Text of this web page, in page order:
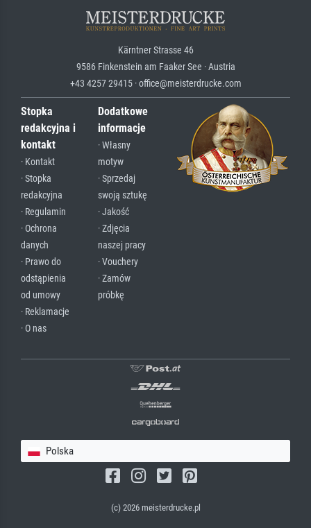
Kärntner Strasse 46
9586 Finkenstein am Faaker See · Austria
+43 4257 29415 · office@meisterdrucke.com
Stopka
redakcyjna i
kontakt
· Kontakt
· Stopka
redakcyjna
· Regulamin
· Ochrona
danych
· Prawo do
odstąpienia
od umowy
· Reklamacje
· O nas
Dodatkowe
informacje
· Własny
motyw
· Sprzedaj
swoją sztukę
· Jakość
· Zdjęcia
naszej pracy
· Vouchery
· Zamów
próbkę
Polska
(c) 2026 meisterdrucke.pl